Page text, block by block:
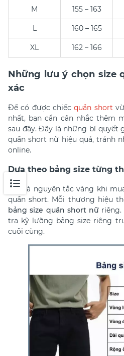
M 155 – 163
L 160 – 165
XL 162 – 166
Những lưu ý chọn size
xác
Để có được chiếcquần short
nhất, bạn cần cân nhắc thêm
sau đây. Đây là những bí quyết
quần short nữ hiệu quả, tránh
online.
Dựa theo bảng size từng
Đây là nguyên tắc vàng khi
quần short. Mỗi thương hiệu
bảng size quần short nữ riêng.
tra kỹ lưỡng bảng size riêng
cuối cùng.